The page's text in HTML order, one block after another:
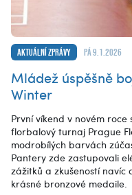
Aktuální zprávy pá 9.1.2026
Mládež úspěšně
Winter
První víkend v novém
florbalový turnaj Prague
modrobílých barvách
Pantery zde zastupovali
zážitků a zkušeností navíc
krásné bronzové medaile.